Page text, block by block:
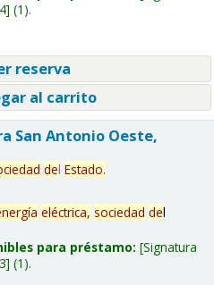
(1).
reserva
al carrito
San Antonio Oeste,
del Estado.
eléctrica, sociedad del
para préstamo: Signatura
(1).